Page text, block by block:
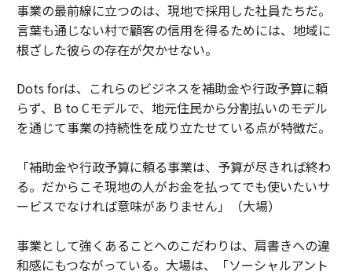
事業の最前線に立つのは、現地で採用した社員たちだ。
言葉も通じない村で顧客の信用を得るためには、地域に
根ざした彼らの存在が欠かせない。
Dots forは、これらのビジネスを補助金や行政予算に頼
らず、B to Cモデルで、地元住民から分割払いのモデル
を通じて事業の持続性を成り立たせている点が特徴だ。
「補助金や行政予算に頼る事業は、予算が尽きれば終わ
る。だからこそ現地の人がお金を払ってでも使いたいサ
ービスでなければ意味がありません」（大場）
事業として強くあることへのこだわりは、肩書きへの違
和感にもつながっている。大場は、「ソーシャルアント